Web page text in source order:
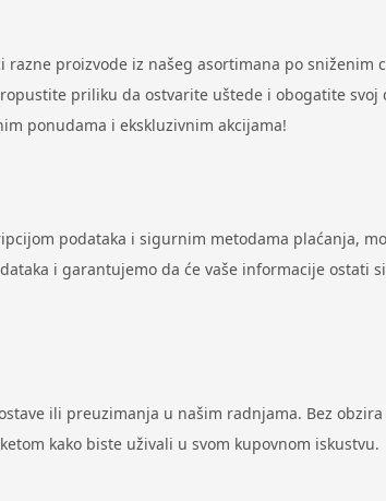
proizvode iz našeg asortimana po sniženim
priliku da ostvarite uštede i obogatite svoj
ponudama i ekskluzivnim akcijama!
podataka i sigurnim metodama plaćanja,
i garantujemo da će vaše informacije ostati
ili preuzimanja u našim radnjama. Bez obzira
kako biste uživali u svom kupovnom iskustvu.